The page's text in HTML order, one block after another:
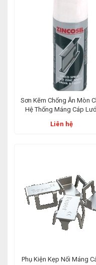
Sơn Kẽm Chống Ăn Mòn
Hệ Thống Máng Cáp
Liên hệ
Phụ Kiện Kẹp Nối Máng